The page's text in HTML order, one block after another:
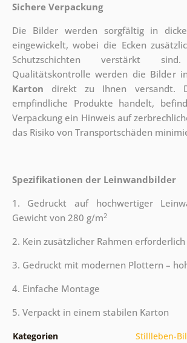
Sichere Verpackung
Die Bilder werden sorgfältig in
eingewickelt, wobei die Ecken
Schutzschichten verstärkt
Qualitätskontrolle werden die Bilder
Karton direkt zu Ihnen versandt.
empfindliche Produkte handelt,
Verpackung ein Hinweis auf
das Risiko von Transportschäden
Spezifikationen der Leinwandbilder
1. Gedruckt auf hochwertiger
Gewicht von 280 g/m2
2. Kein zusätzlicher Rahmen erforderlich
3. Gedruckt mit modernen Plottern –
4. Einfache Montage
5. Verpackt in einem stabilen Karton
Kategorien Stillleben-